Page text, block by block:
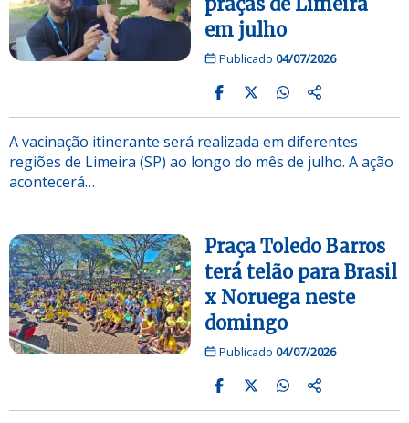
em julho
Publicado 04/07/2026
A vacinação itinerante será realizada em diferentes
regiões de Limeira (SP) ao longo do mês de julho. A ação
acontecerá…
Praça Toledo Barros
terá telão para Brasil
x Noruega neste
domingo
Publicado 04/07/2026